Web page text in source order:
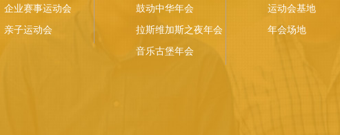
企业赛事运动会
亲子运动会
鼓动中华年会
拉斯维加斯之夜年会
音乐古堡年会
运动会基地
年会场地